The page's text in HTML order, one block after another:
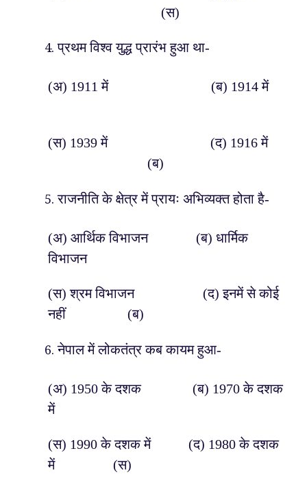
(स)
प्रथम विश्व युद्ध प्रारंभ हुआ था-
(अ) 1911 में (ब) 1914 में
(स) 1939 में (द) 1916 में
(ब)
राजनीति के क्षेत्र में प्रायः अभिव्यक्त होता है-
(अ) आर्थिक विभाजन (ब) धार्मिक
विभाजन
(स) श्रम विभाजन (द) इनमें से कोई
नहीं (ब)
नेपाल में लोकतंत्र कब कायम हुआ-
(अ) 1950 के दशक (ब) 1970 के दशक
में
(स) 1990 के दशक में (द) 1980 के दशक
में (स)